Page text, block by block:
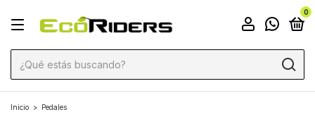
0
Inicio > Pedales